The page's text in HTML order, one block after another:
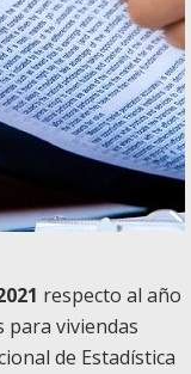
respecto al año
para viviendas
de Estadística